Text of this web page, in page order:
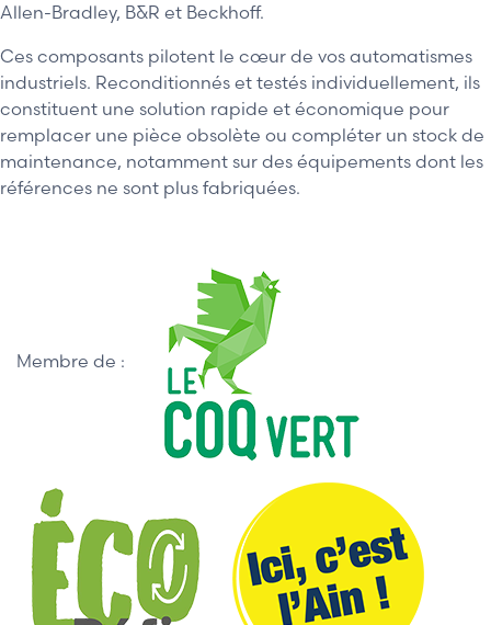
Allen-Bradley, B&R et Beckhoff.
Ces composants pilotent le cœur de vos automatismes
industriels. Reconditionnés et testés individuellement, ils
constituent une solution rapide et économique pour
remplacer une pièce obsolète ou compléter un stock de
maintenance, notamment sur des équipements dont les
références ne sont plus fabriquées.
Membre de :